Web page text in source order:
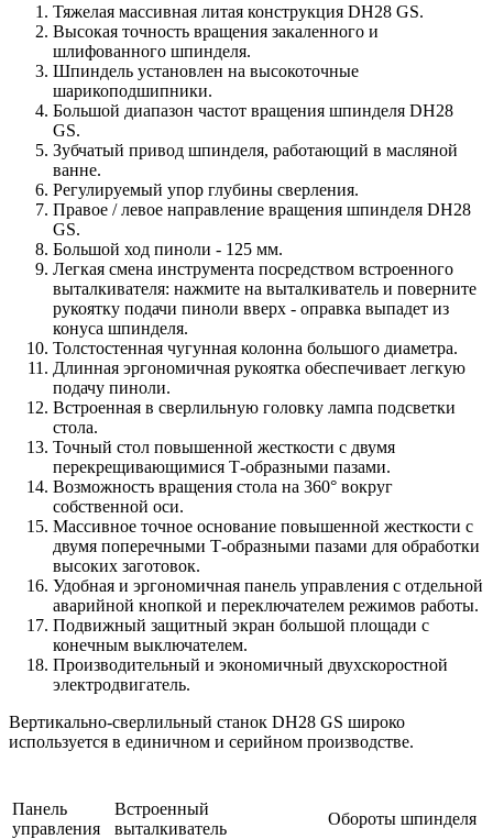
Тяжелая массивная литая конструкция DH28 GS.
Высокая точность вращения закаленного и
шлифованного шпинделя.
Шпиндель установлен на высокоточные
шарикоподшипники.
Большой диапазон частот вращения шпинделя DH28
GS.
Зубчатый привод шпинделя, работающий в масляной
ванне.
Регулируемый упор глубины сверления.
Правое / левое направление вращения шпинделя DH28
GS.
Большой ход пиноли - 125 мм.
Легкая смена инструмента посредством встроенного
выталкивателя: нажмите на выталкиватель и поверните
рукоятку подачи пиноли вверх - оправка выпадет из
конуса шпинделя.
Толстостенная чугунная колонна большого диаметра.
Длинная эргономичная рукоятка обеспечивает легкую
подачу пиноли.
Встроенная в сверлильную головку лампа подсветки
стола.
Точный стол повышенной жесткости с двумя
перекрещивающимися Т-образными пазами.
Возможность вращения стола на 360° вокруг
собственной оси.
Массивное точное основание повышенной жесткости с
двумя поперечными Т-образными пазами для обработки
высоких заготовок.
Удобная и эргономичная панель управления с отдельной
аварийной кнопкой и переключателем режимов работы.
Подвижный защитный экран большой площади с
конечным выключателем.
Производительный и экономичный двухскоростной
электродвигатель.
Вертикально-сверлильный станок DH28 GS широко
используется в единичном и серийном производстве.
Панель
управления
Встроенный
выталкиватель
Обороты шпинделя